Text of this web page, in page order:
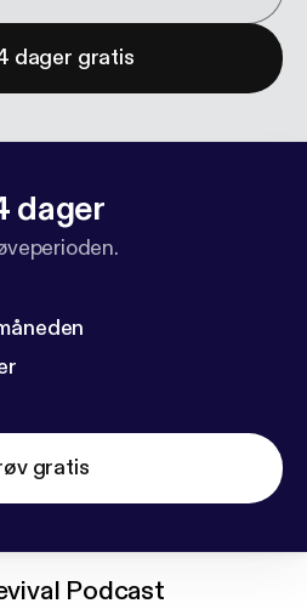
dager gratis
dager
gratis
Podcast